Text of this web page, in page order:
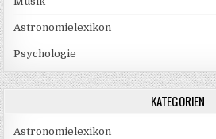
Astronomielexikon
Psychologie
KATEGORIEN
Astronomielexikon